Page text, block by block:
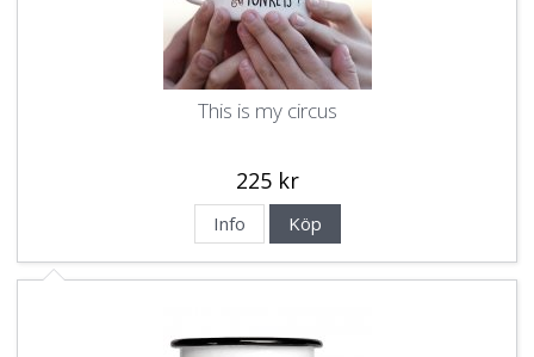
This is my circus
225 kr
Info Köp